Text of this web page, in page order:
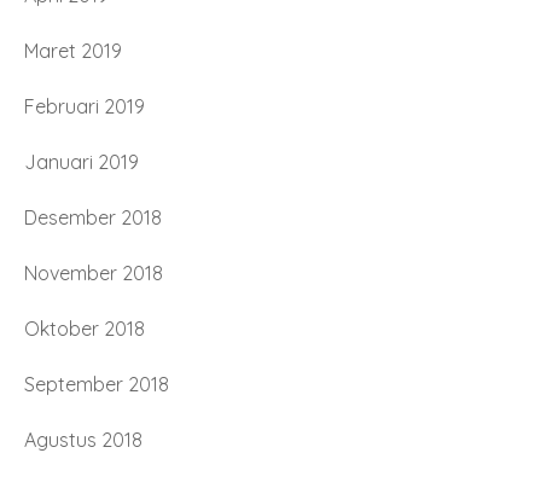
Maret 2019
Februari 2019
Januari 2019
Desember 2018
November 2018
Oktober 2018
September 2018
Agustus 2018